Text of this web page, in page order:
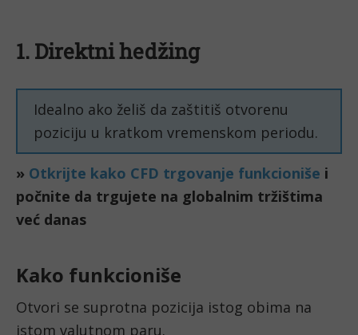
1. Direktni hedžing
Idealno ako želiš da zaštitiš otvorenu
poziciju u kratkom vremenskom periodu.
» Otkrijte kako CFD trgovanje funkcioniše i
počnite da trgujete na globalnim tržištima
već danas
Kako funkcioniše
Otvori se suprotna pozicija istog obima na
istom valutnom paru.